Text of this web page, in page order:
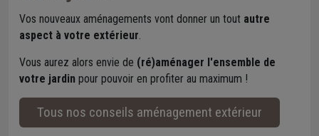
Vos nouveaux aménagements vont donner un tout autre
aspect à votre extérieur.
Vous aurez alors envie de (ré)aménager l'ensemble de
votre jardin pour pouvoir en profiter au maximum !
Tous nos conseils aménagement extérieur